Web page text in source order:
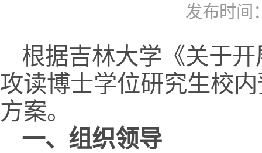
发布时间
根据吉林大学《关于
攻读博士学位研究生校
方案。
一、 组织领导